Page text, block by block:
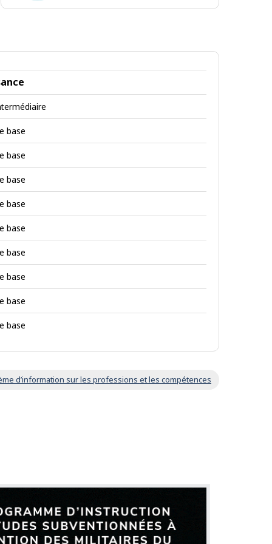
base
base
base
base
base
base
base
base
base
d’information sur les professions et les compétences